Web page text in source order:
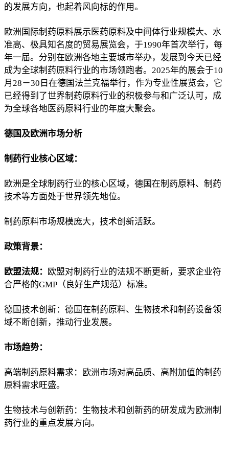
的发展方向，也起着风向标的作用。
欧洲国际制药原料展示医药原料及中间体行业规模大、水
准高、极具知名度的贸易展览会，于1990年首次举行，每
年一届。分别在欧洲各地主要城市举办，发展到今天已经
成为全球制药原料行业的市场领跑者。2025年的展会于10
月28－30日在德国法兰克福举行，作为专业性展览会，它
已经得到了世界制药原料行业的积极参与和广泛认可，成
为全球各地医药原料行业的年度大聚会。
德国及欧洲市场分析
制药行业核心区域：
欧洲是全球制药行业的核心区域，德国在制药原料、制药
技术等方面处于世界领先地位。
制药原料市场规模庞大，技术创新活跃。
政策背景：
欧盟法规：
欧盟对制药行业的法规不断更新，要求企业符
合严格的GMP（良好生产规范）标准。
德国技术创新：德国在制药原料、生物技术和制药设备领
域不断创新，推动行业发展。
市场趋势：
高端制药原料需求：欧洲市场对高品质、高附加值的制药
原料需求旺盛。
生物技术与创新药：生物技术和创新药的研发成为欧洲制
药行业的重点发展方向。